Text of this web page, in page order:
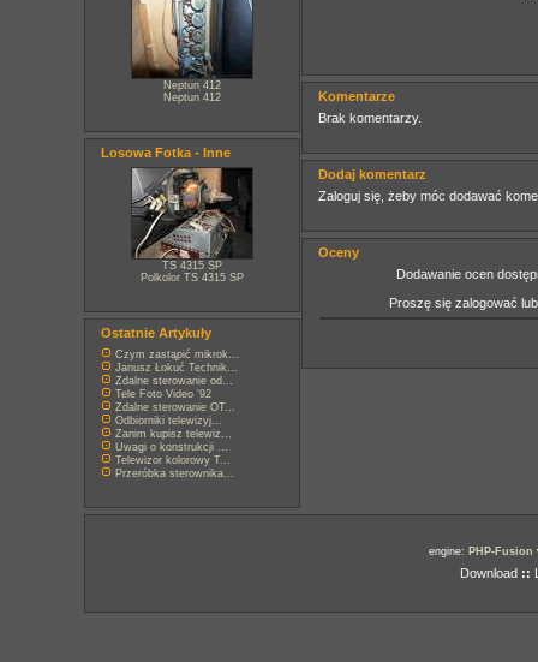
Neptun 412
Neptun 412
Losowa Fotka - Inne
TS 4315 SP
Polkolor TS 4315 SP
Ostatnie Artykuły
Czym zastąpić mikrok...
Janusz Łokuć Technik...
Zdalne sterowanie od...
Tele Foto Video '92
Zdalne sterowanie OT...
Odbiorniki telewizyj...
Zanim kupisz telewiz...
Uwagi o konstrukcji ...
Telewizor kolorowy T...
Przeróbka sterownika...
Komentarze
Brak komentarzy.
Dodaj komentarz
Zaloguj się, żeby móc dodawać
Oceny
Dodawanie ocen
Proszę się zalogować
engine: PHP-Fusion
Download ::